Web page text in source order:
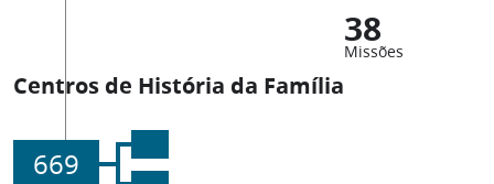
38
Missões
Centros de História da Família
669